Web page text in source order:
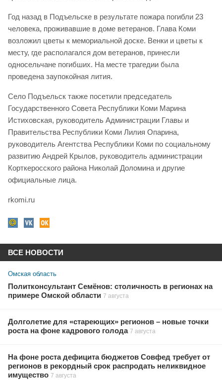
Год назад в Подъельске в результате пожара погибли 23
человека, проживавшие в доме ветеранов. Глава Коми
возложил цветы к мемориальной доске. Венки и цветы к
месту, где располагался дом ветеранов, принесли
односельчане погибших. На месте трагедии была
проведена заупокойная лития.
Село Подъельск также посетили председатель
Государственного Совета Республики Коми Марина
Истиховская, руководитель Администрации Главы и
Правительства Республики Коми Лилия Опарина,
руководитель Агентства Республики Коми по социальному
развитию Андрей Крылов, руководитель администрации
Корткеросского района Николай Доломина и другие
официальные лица.
rkomi.ru
ВСЕ НОВОСТИ
Омская область
Политконсультант Семёнов: столичность в регионах на
примере Омской области 7 августа
Долголетие для «стареющих» регионов – новые точки
роста на фоне кадрового голода 7 августа
На фоне роста дефицита бюджетов Совфед требует от
регионов в рекордный срок распродать неликвидное
имущество 7 августа